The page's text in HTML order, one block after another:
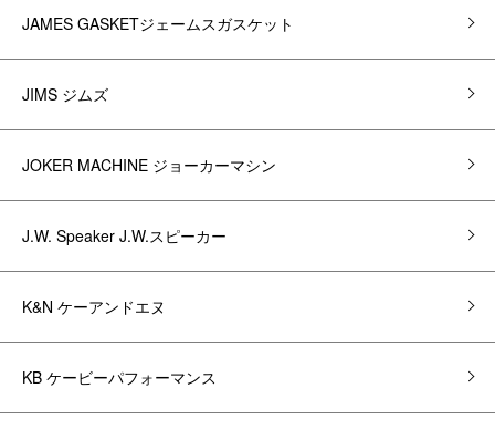
JAMES GASKETジェームスガスケット
JIMS ジムズ
JOKER MACHINE ジョーカーマシン
J.W. Speaker J.W.スピーカー
K&N ケーアンドエヌ
KB ケービーパフォーマンス